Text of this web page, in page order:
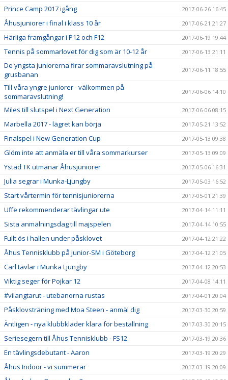
Prince Camp 2017 igång 2017-06-26 16:45
Åhusjuniorer i final i klass 10 år 2017-06-21 21:27
Härliga framgångar i P12 och F12 2017-06-19 19:44
Tennis på sommarlovet för dig som är 10-12 år 2017-06-13 21:11
De yngsta juniorerna firar sommaravslutning på
grusbanan
2017-06-11 18:55
Till våra yngre juniorer - välkommen på
sommaravslutning!
2017-06-06 14:10
Miles till slutspel i Next Generation 2017-06-06 08:15
Marbella 2017 - lägret kan börja 2017-05-21 13:52
Finalspel i New Generation Cup 2017-05-13 09:38
Glöm inte att anmäla er till våra sommarkurser 2017-05-13 09:09
Ystad TK utmanar Åhusjuniorer 2017-05-06 16:31
Julia segrar i Munka-Ljungby 2017-05-03 16:52
Start vårtermin för tennisjuniorerna 2017-05-01 21:39
Uffe rekommenderar tävlingar ute 2017-04-14 11:11
Sista anmälningsdag till majspelen 2017-04-14 10:55
Fullt ös i hallen under påsklovet 2017-04-12 21:22
Åhus Tennisklubb på Junior-SM i Göteborg 2017-04-12 21:05
Carl tävlar i Munka Ljungby 2017-04-12 20:53
Viktig seger för Pojkar 12 2017-04-08 14:11
#vilangtarut - utebanorna rustas 2017-04-01 20:04
Påsklovsträning med Moa Steen - anmäl dig 2017-03-30 20:59
Äntligen - nya klubbkläder klara för beställning 2017-03-30 20:15
Seriesegern till Åhus Tennisklubb - FS12 2017-03-19 20:36
En tävlingsdebutant - Aaron 2017-03-19 20:29
Åhus Indoor - vi summerar 2017-03-19 20:09